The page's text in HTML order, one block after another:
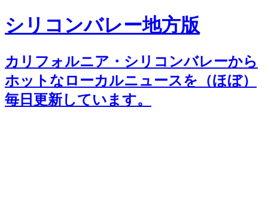
シリコンバレー地方版
カリフォルニア・シリコンバレーから
ホットなローカルニュースを（ほぼ）
毎日更新しています。